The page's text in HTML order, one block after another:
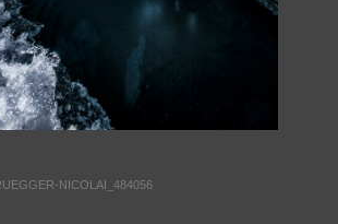
NICOLAI_484056